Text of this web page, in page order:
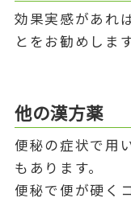
効果実感があれ
とをお勧めします
他の漢方薬
便秘の症状で用
もあります。
便秘で便が硬く